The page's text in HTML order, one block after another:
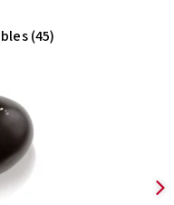
(45)